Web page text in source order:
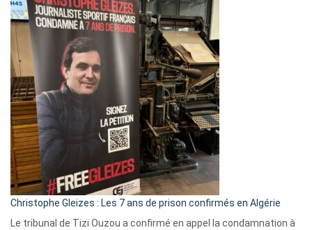
2026
:
Pays-
Bas,
Espagne,
Irlande
et
Slovénie
rejettent
la
présence
d’Israël
Christophe Gleizes : Les 7 ans de prison confirmés en Algérie
Le tribunal de Tizi Ouzou a confirmé en appel la condamnation à